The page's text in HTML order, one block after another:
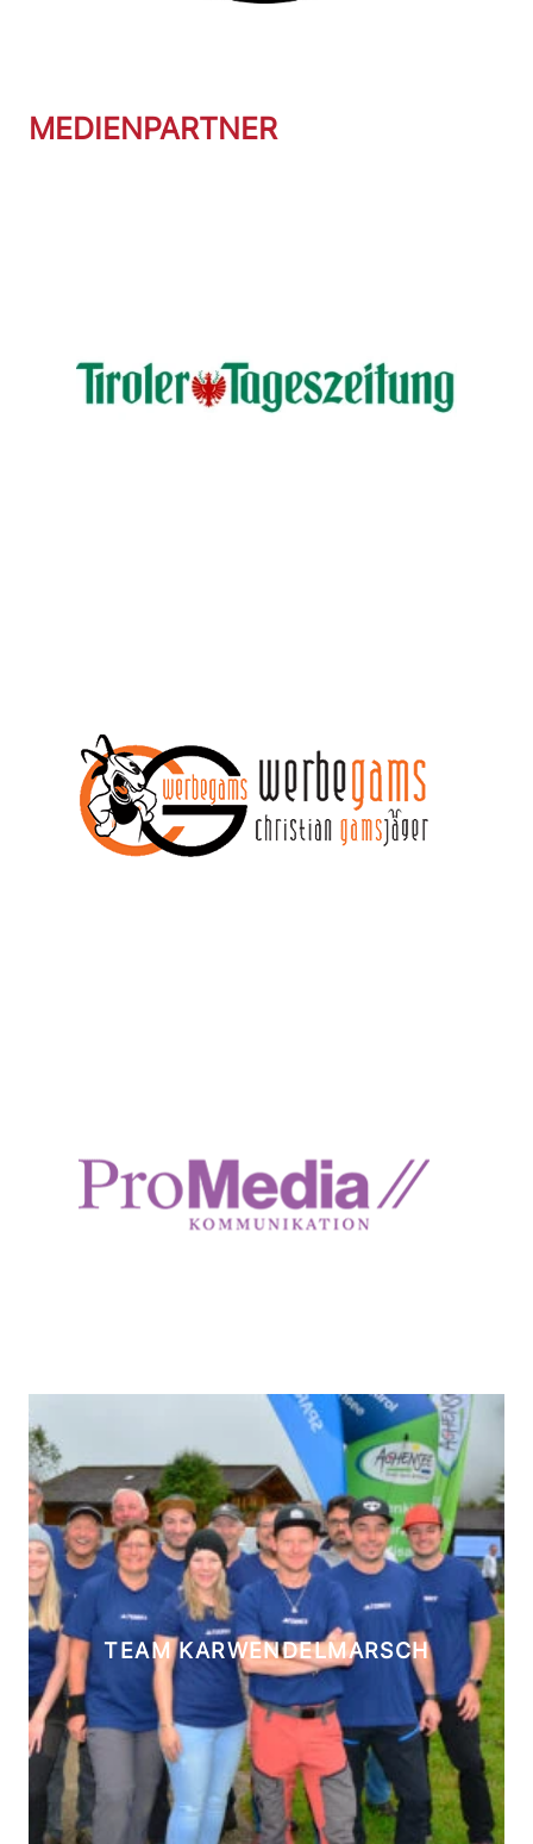
MEDIENPARTNER
TEAM KARWENDELMARSCH